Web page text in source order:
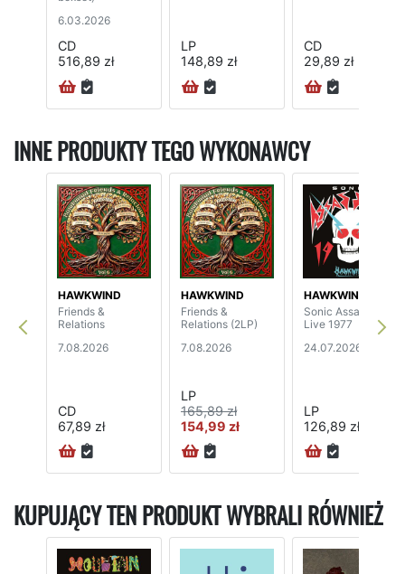
6.03.2026
CD
516,89 zł
LP
148,89 zł
CD
29,89 zł
INNE PRODUKTY TEGO WYKONAWCY
HAWKWIND
Friends &
Relations
7.08.2026
CD
67,89 zł
HAWKWIND
Friends &
Relations (2LP)
7.08.2026
LP
165,89 zł
154,99 zł
HAWKWIND
Sonic Assassins -
Live 1977
24.07.2026
LP
126,89 zł
KUPUJĄCY TEN PRODUKT WYBRALI RÓWNIEŻ